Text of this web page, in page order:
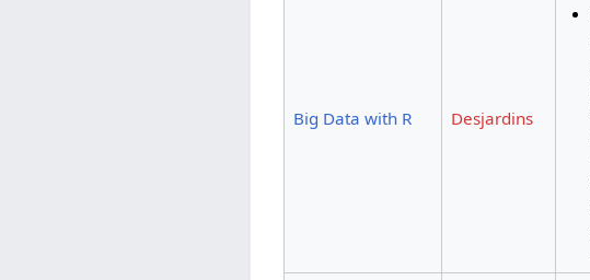
Big Data with R Desjardins